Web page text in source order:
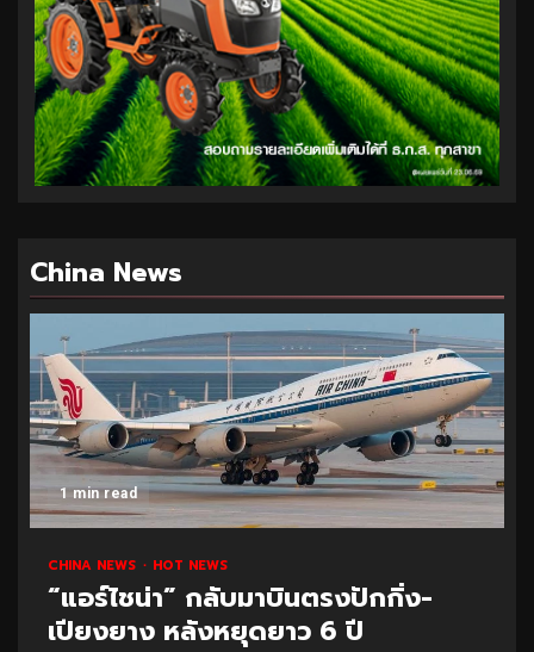
China News
1 min read
CHINA NEWS HOT NEWS
“แอร์ไชน่า” กลับมาบินตรงปักกิ่ง-
เปียงยาง หลังหยุดยาว 6 ปี